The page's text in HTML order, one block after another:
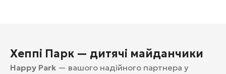
Хеппі Парк — дитячі майданчики
Happy Park — вашого надійного партнера у